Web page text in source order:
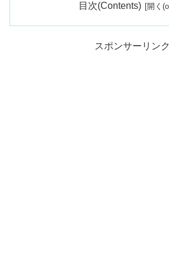
目次(Contents)
スポンサーリンク